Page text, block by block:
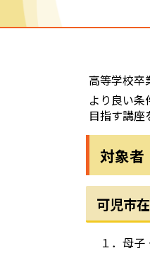
高等学校卒
より良い
目指す講座
対象者
可児市
１．母子